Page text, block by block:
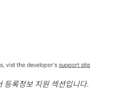
등록정보 지원 섹션입니다.